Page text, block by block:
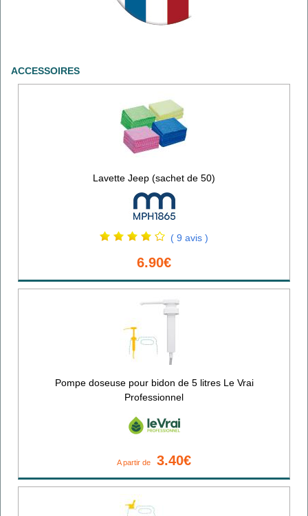
ACCESSOIRES
Lavette Jeep (sachet de 50)
( 9 avis )
6.90€
Pompe doseuse pour bidon de 5 litres Le Vrai
Professionnel
A partir de 3.40€